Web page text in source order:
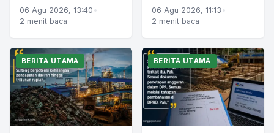
06 Agu 2026, 13:40 •
2 menit baca
06 Agu 2026, 11:13 •
2 menit baca
BERITA UTAMA BERITA UTAMA